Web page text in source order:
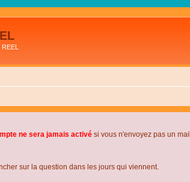
ne sera jamais activé si vous n'envoyez pas un
sur la question dans les jours qui viennent.